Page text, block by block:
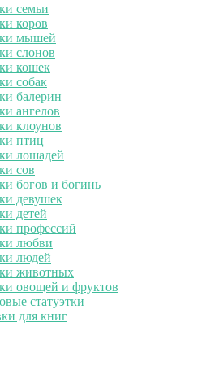
семьи
коров
мышей
слонов
кошек
собак
балерин
ангелов
клоунов
птиц
лошадей
сов
богов и богинь
девушек
детей
профессий
любви
людей
животных
овощей и фруктов
статуэтки
для книг